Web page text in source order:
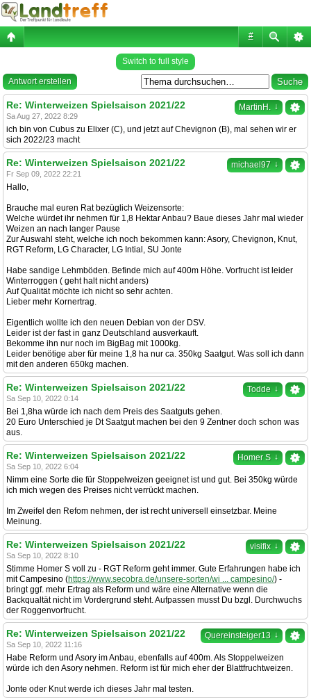
#
Switch to full style
Antwort erstellen
MartinH. ↓
Re: Winterweizen Spielsaison 2021/22
Sa Aug 27, 2022 8:29
ich bin von Cubus zu Elixer (C), und jetzt auf Chevignon (B), mal sehen wir er
sich 2022/23 macht
michael97 ↓
Re: Winterweizen Spielsaison 2021/22
Fr Sep 09, 2022 22:21
Hallo,
Brauche mal euren Rat bezüglich Weizensorte:
Welche würdet ihr nehmen für 1,8 Hektar Anbau? Baue dieses Jahr mal wieder
Weizen an nach langer Pause
Zur Auswahl steht, welche ich noch bekommen kann: Asory, Chevignon, Knut,
RGT Reform, LG Character, LG Intial, SU Jonte
Habe sandige Lehmböden. Befinde mich auf 400m Höhe. Vorfrucht ist leider
Winterroggen ( geht halt nicht anders)
Auf Qualität möchte ich nicht so sehr achten.
Lieber mehr Kornertrag.
Eigentlich wollte ich den neuen Debian von der DSV.
Leider ist der fast in ganz Deutschland ausverkauft.
Bekomme ihn nur noch im BigBag mit 1000kg.
Leider benötige aber für meine 1,8 ha nur ca. 350kg Saatgut. Was soll ich dann
mit den anderen 650kg machen.
Todde ↓
Re: Winterweizen Spielsaison 2021/22
Sa Sep 10, 2022 0:14
Bei 1,8ha würde ich nach dem Preis des Saatguts gehen.
20 Euro Unterschied je Dt Saatgut machen bei den 9 Zentner doch schon was
aus.
Homer S ↓
Re: Winterweizen Spielsaison 2021/22
Sa Sep 10, 2022 6:04
Nimm eine Sorte die für Stoppelweizen geeignet ist und gut. Bei 350kg würde
ich mich wegen des Preises nicht verrückt machen.
Im Zweifel den Refom nehmen, der ist recht universell einsetzbar. Meine
Meinung.
visifix ↓
Re: Winterweizen Spielsaison 2021/22
Sa Sep 10, 2022 8:10
Stimme Homer S voll zu - RGT Reform geht immer. Gute Erfahrungen habe ich
mit Campesino (https://www.secobra.de/unsere-sorten/wi ... campesino/) -
bringt ggf. mehr Ertrag als Reform und wäre eine Alternative wenn die
Backqualtät nicht im Vordergrund steht. Aufpassen musst Du bzgl. Durchwuchs
der Roggenvorfrucht.
Quereinsteiger13 ↓
Re: Winterweizen Spielsaison 2021/22
Sa Sep 10, 2022 11:16
Habe Reform und Asory im Anbau, ebenfalls auf 400m. Als Stoppelweizen
würde ich den Asory nehmen. Reform ist für mich eher der Blattfruchtweizen.
Jonte oder Knut werde ich dieses Jahr mal testen.